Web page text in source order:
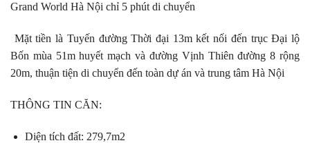
Grand World Hà Nội chỉ 5 phút di chuyển
Mặt tiền là Tuyến đường Thời đại 13m kết nối đến trục Đại lộ
Bốn mùa 51m huyết mạch và đường Vịnh Thiên đường 8 rộng
20m, thuận tiện di chuyển đến toàn dự án và trung tâm Hà Nội
THÔNG TIN CĂN:
Diện tích đất: 279,7m2